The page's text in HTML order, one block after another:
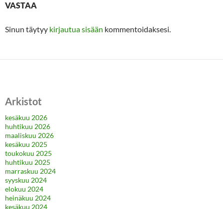
VASTAA
Sinun täytyy kirjautua sisään kommentoidaksesi.
Arkistot
kesäkuu 2026
huhtikuu 2026
maaliskuu 2026
kesäkuu 2025
toukokuu 2025
huhtikuu 2025
marraskuu 2024
syyskuu 2024
elokuu 2024
heinäkuu 2024
kesäkuu 2024